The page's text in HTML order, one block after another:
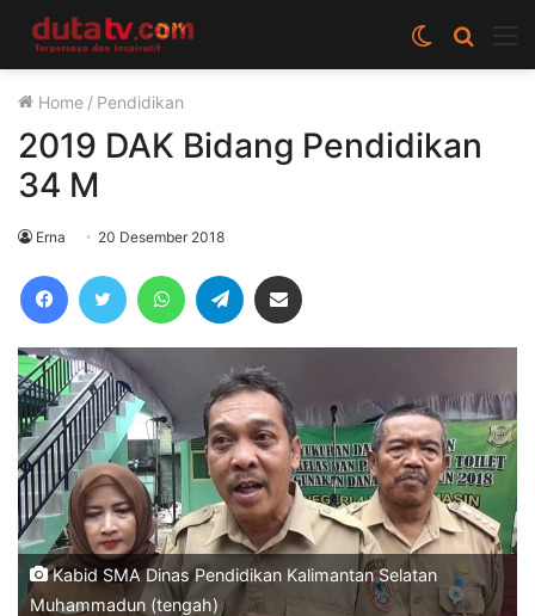
Cari
berita
Switch
skin
Home / Pendidikan
2019 DAK Bidang Pendidikan
34 M
Erna 20 Desember 2018
FacebookTwitter WhatsAppTelegram
Kabid SMA Dinas Pendidikan Kalimantan Selatan
Muhammadun (tengah)